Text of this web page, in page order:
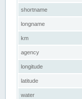
shortname
longname
km
agency
longitude
latitude
water